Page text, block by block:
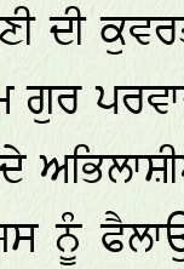
ਦੀ
ਨੂੰ